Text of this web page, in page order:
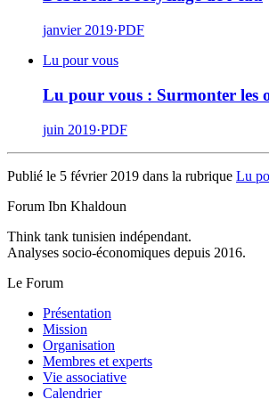
janvier 2019·PDF
Lu pour vous
Lu pour vous : Surmonter les
juin 2019·PDF
Publié le 5 février 2019 dans la rubrique Lu
Forum Ibn Khaldoun
Think tank tunisien indépendant.
Analyses socio-économiques depuis 2016.
Le Forum
Présentation
Mission
Organisation
Membres et experts
Vie associative
Calendrier